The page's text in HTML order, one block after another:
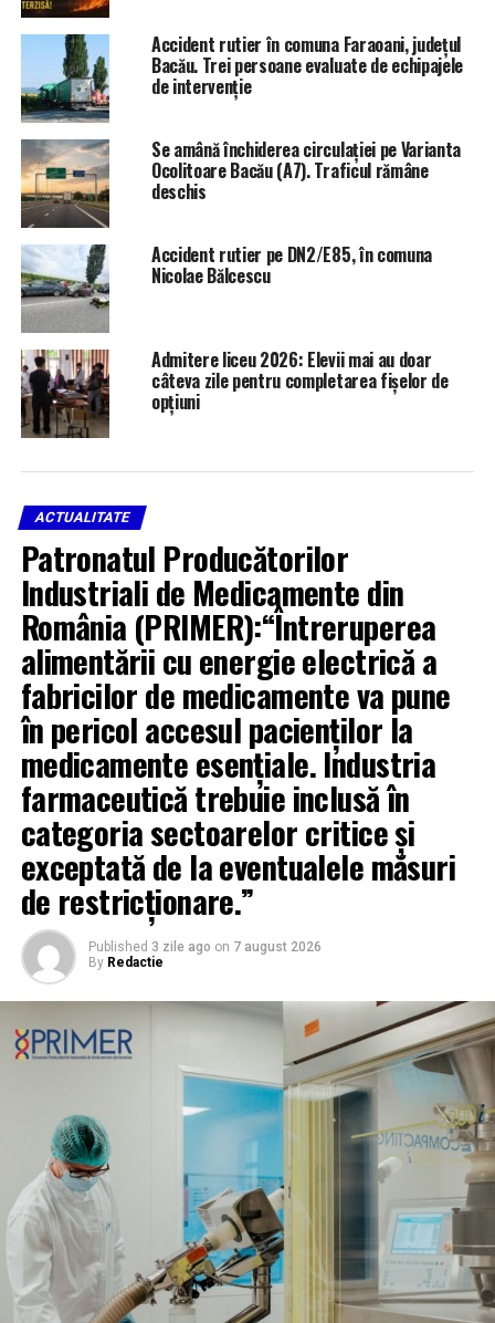
Accident rutier în comuna Faraoani, județul
Bacău. Trei persoane evaluate de echipajele
de intervenție
Se amână închiderea circulației pe Varianta
Ocolitoare Bacău (A7). Traficul rămâne
deschis
Accident rutier pe DN2/E85, în comuna
Nicolae Bălcescu
Admitere liceu 2026: Elevii mai au doar
câteva zile pentru completarea fișelor de
opțiuni
ACTUALITATE
Patronatul Producătorilor
Industriali de Medicamente din
România (PRIMER):“Întreruperea
alimentării cu energie electrică a
fabricilor de medicamente va pune
în pericol accesul pacienților la
medicamente esențiale. Industria
farmaceutică trebuie inclusă în
categoria sectoarelor critice și
exceptată de la eventualele măsuri
de restricționare.”
Published 3 zile ago on 7 august 2026
By Redactie